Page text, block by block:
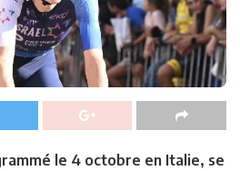
le 4 octobre en Italie, se